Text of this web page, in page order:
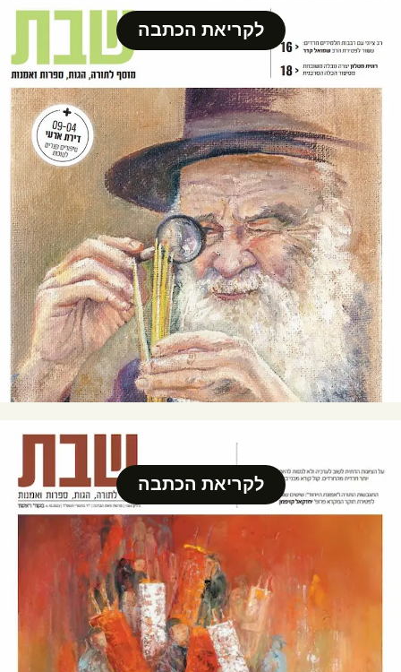
לקריאת הכתבה
לקריאת הכתבה